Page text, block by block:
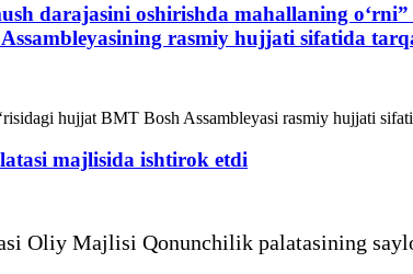
darajasini oshirishda mahallaning
rasmiy hujjati sifatida
hujjat BMT Bosh Assambleyasi rasmiy hujjati
majlisida ishtirok etdi
Oliy Majlisi Qonunchilik palatasining